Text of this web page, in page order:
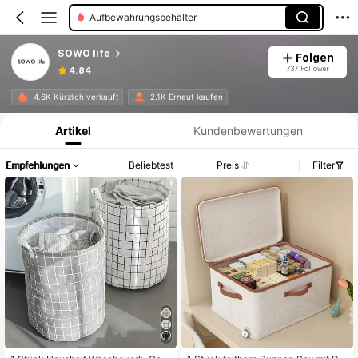
Faltbare Aufbewahrungstaschen
SOWO life
4.84
Folgen
737 Follower
4.6K Kürzlich verkauft 2.1K Erneut kaufen
Produktinformation: Preisangabe, Verkaufs- und Lagerbestandsdetails.
Artikel Kundenbewertungen
Empfehlungen Beliebtest Preis Filter